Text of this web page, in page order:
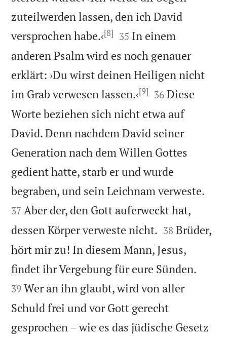
zuteilwerden lassen, den ich David
versprochen habe.‹[8] 

35 In einem
anderen Psalm wird es noch genauer
erklärt: ›Du wirst deinen Heiligen nicht
im Grab verwesen lassen.‹[9] 

36 Diese
Worte beziehen sich nicht etwa auf
David. Denn nachdem David seiner
Generation nach dem Willen Gottes
gedient hatte, starb er und wurde
begraben, und sein Leichnam verweste.
37 Aber der, den Gott auferweckt hat,
dessen Körper verweste nicht. 

38 Brüder,
hört mir zu! In diesem Mann, Jesus,
findet ihr Vergebung für eure Sünden.
39 Wer an ihn glaubt, wird von aller
Schuld frei und vor Gott gerecht
gesprochen – wie es das jüdische Gesetz